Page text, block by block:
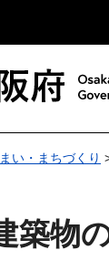
い・まちづくり
築物